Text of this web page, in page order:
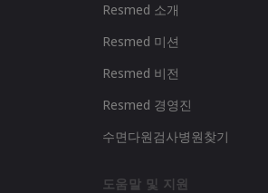
Resmed 소개
Resmed 미션
Resmed 비전
Resmed 경영진
수면다원검사병원찾기
도움말 및 지원